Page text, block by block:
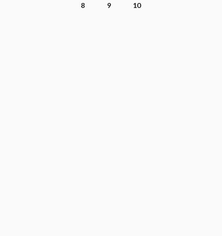
8
9 10